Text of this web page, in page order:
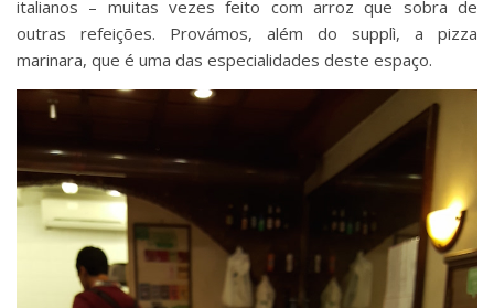
italianos – muitas vezes feito com arroz que sobra de
outras refeições. Provámos, além do supplì, a pizza
marinara, que é uma das especialidades deste espaço.